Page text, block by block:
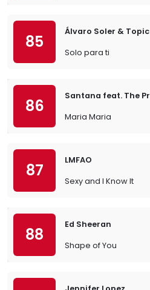
85
Álvaro Soler & Topic
Solo para ti
86
Santana feat. The
Maria Maria
87
LMFAO
Sexy and I Know It
88
Ed Sheeran
Shape of You